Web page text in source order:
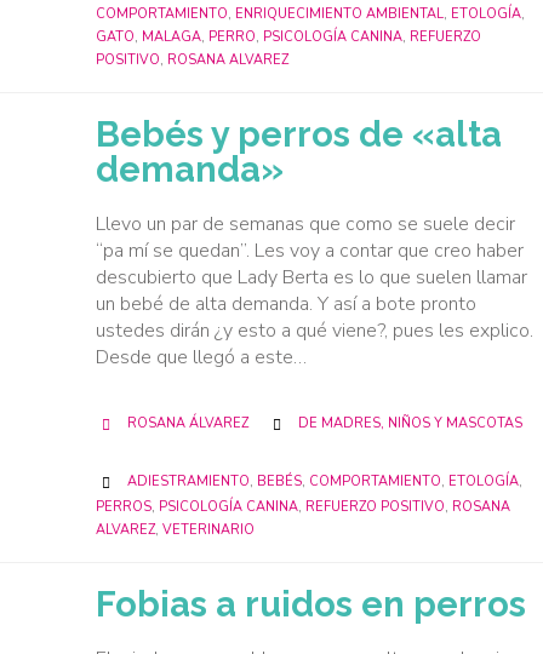
COMPORTAMIENTO, ENRIQUECIMIENTO AMBIENTAL, ETOLOGÍA,
GATO, MALAGA, PERRO, PSICOLOGÍA CANINA, REFUERZO
POSITIVO, ROSANA ALVAREZ
Bebés y perros de «alta
demanda»
Llevo un par de semanas que como se suele decir
“pa mí se quedan”. Les voy a contar que creo haber
descubierto que Lady Berta es lo que suelen llamar
un bebé de alta demanda. Y así a bote pronto
ustedes dirán ¿y esto a qué viene?, pues les explico.
Desde que llegó a este…
 ROSANA ÁLVAREZ  CATEGORY
DE MADRES, NIÑOS Y MASCOTAS
 CATEGORY
ADIESTRAMIENTO, BEBÉS, COMPORTAMIENTO, ETOLOGÍA,
PERROS, PSICOLOGÍA CANINA, REFUERZO POSITIVO, ROSANA
ALVAREZ, VETERINARIO
Fobias a ruidos en perros